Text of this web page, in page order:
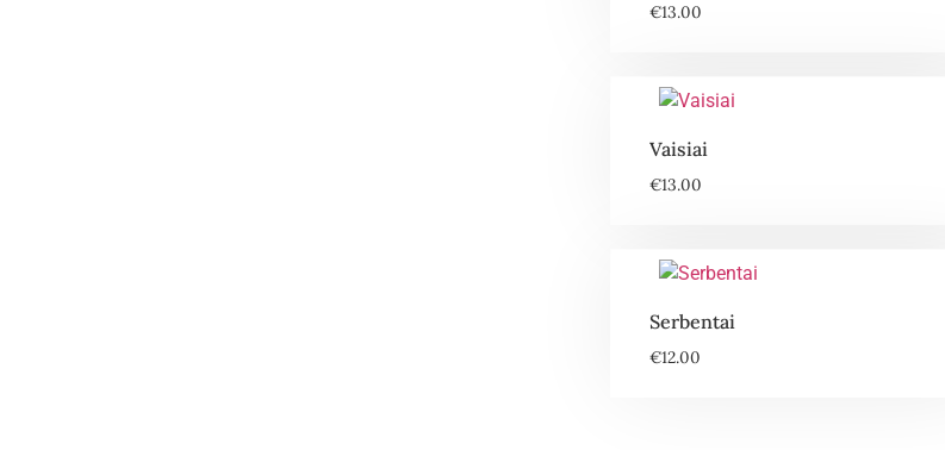
€13.00
Vaisiai
€13.00
Serbentai
€12.00